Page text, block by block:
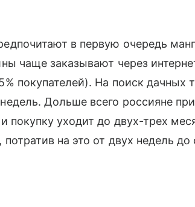
в первую очередь
чаще заказывают через
покупателей). На поиск дачных
Дольше всего россияне
покупку уходит до двух-трех
на это от двух недель до